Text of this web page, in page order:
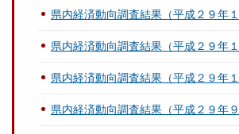
県内経済動向調査結果（平成２９年１
県内経済動向調査結果（平成２９年１
県内経済動向調査結果（平成２９年１
県内経済動向調査結果（平成２９年９